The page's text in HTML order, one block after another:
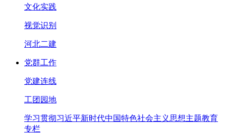
文化实践
视觉识别
河北二建
党群工作
党建连线
工团园地
学习贯彻习近平新时代中国特色社会主义思想主题教育
专栏